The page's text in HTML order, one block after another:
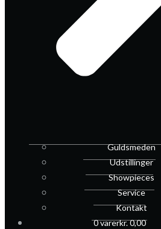
Guldsmeden
Udstillinger
Showpieces
Service
Kontakt
0 varerkr. 0,00